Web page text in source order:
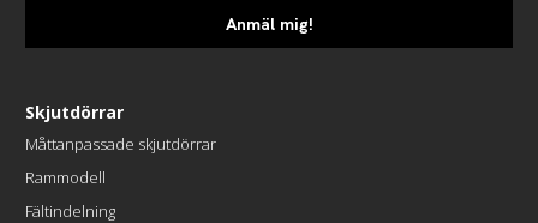
Anmäl mig!
Skjutdörrar
Måttanpassade skjutdörrar
Rammodell
Fältindelning